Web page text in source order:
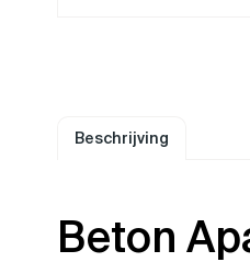
Beschrijving
Beton